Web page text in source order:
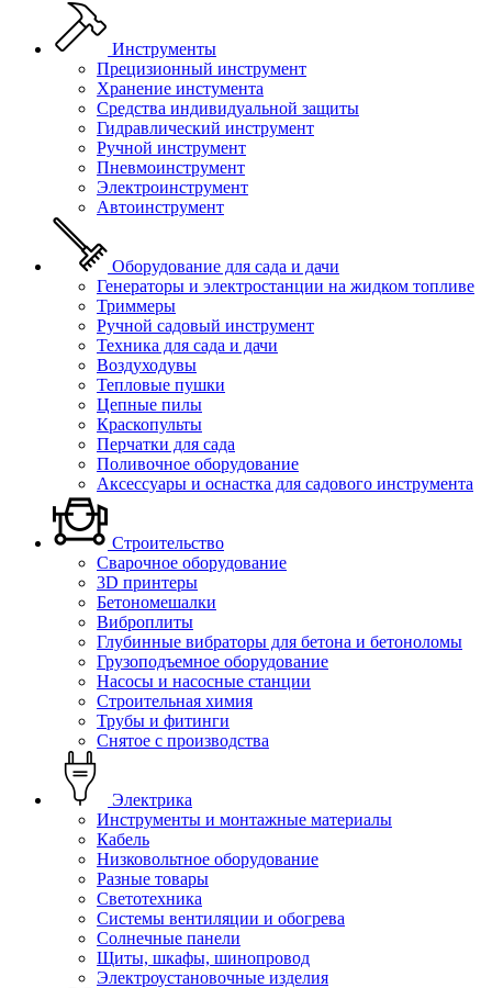
Инструменты
Прецизионный инструмент
Хранение инстумента
Средства индивидуальной защиты
Гидравлический инструмент
Ручной инструмент
Пневмоинструмент
Электроинструмент
Автоинструмент
Оборудование для сада и дачи
Генераторы и электростанции на жидком топливе
Триммеры
Ручной садовый инструмент
Техника для сада и дачи
Воздуходувы
Тепловые пушки
Цепные пилы
Краскопульты
Перчатки для сада
Поливочное оборудование
Аксессуары и оснастка для садового инструмента
Строительство
Сварочное оборудование
3D принтеры
Бетономешалки
Виброплиты
Глубинные вибраторы для бетона и бетоноломы
Грузоподъемное оборудование
Насосы и насосные станции
Строительная химия
Трубы и фитинги
Снятое с производства
Электрика
Инструменты и монтажные материалы
Кабель
Низковольтное оборудование
Разные товары
Светотехника
Системы вентиляции и обогрева
Солнечные панели
Щиты, шкафы, шинопровод
Электроустановочные изделия